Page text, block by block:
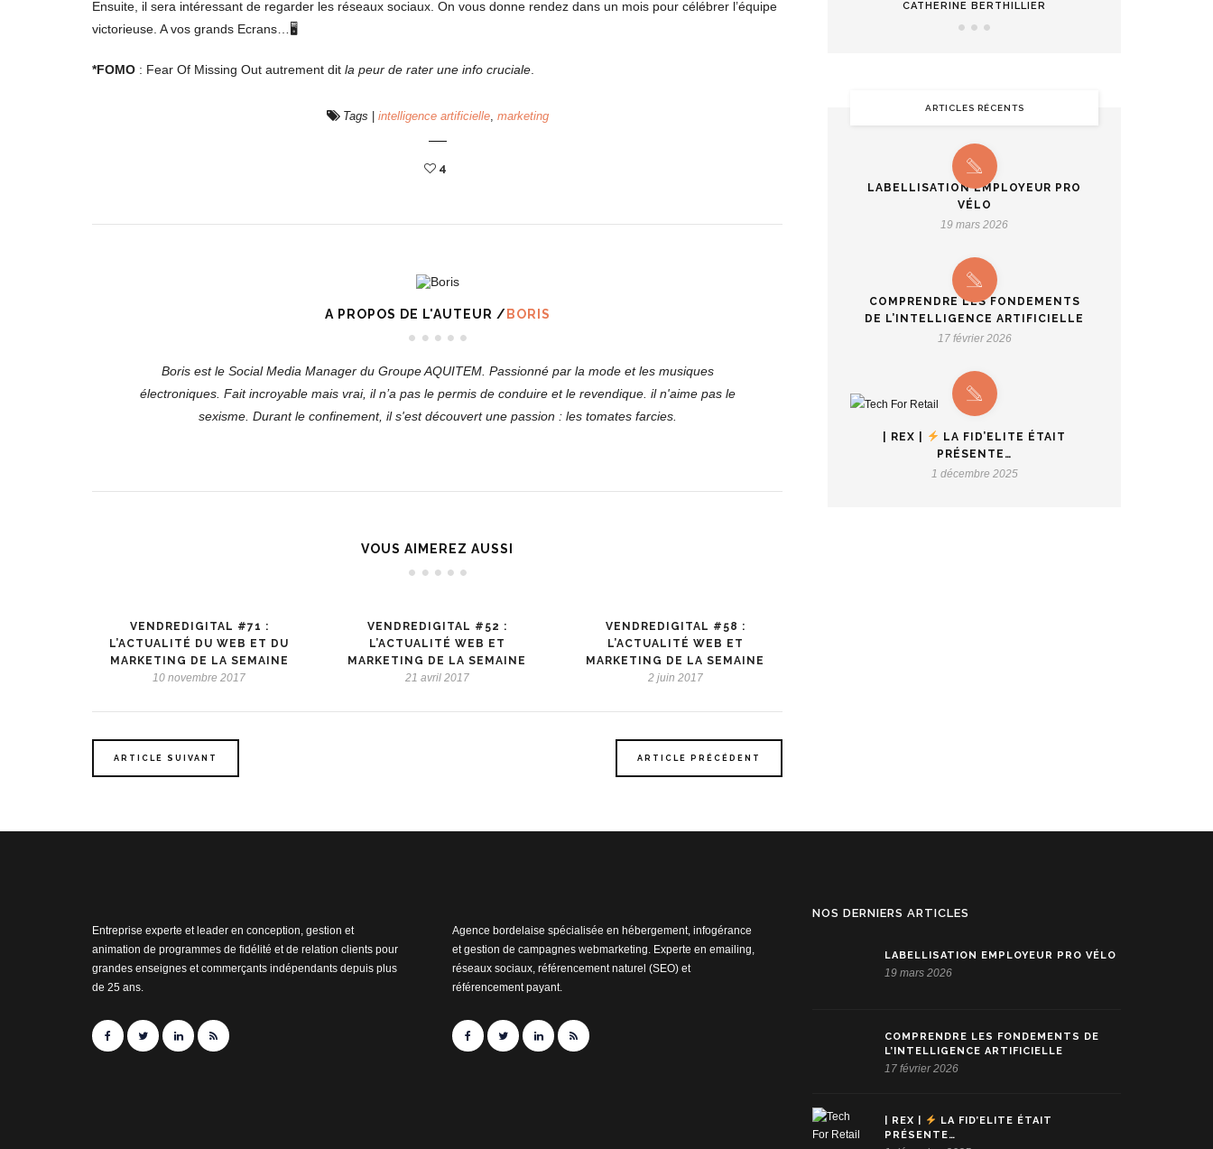
Ensuite, il sera intéressant de regarder les réseaux sociaux. On vous donne rendez dans un mois pour célébrer l’équipe
victorieuse. A vos grands Ecrans…🖥
*FOMO : Fear Of Missing Out autrement dit la peur de rater une info cruciale
Tags intelligence artificielle, marketing
4
A PROPOS DE L'AUTEUR / BORIS
Boris est le Social Media Manager du Groupe AQUITEM. Passionné par la mode et les musiques
électroniques. Fait incroyable mais vrai, il n’a pas le permis de conduire et le revendique. il n'aime pas le
sexisme. Durant le confinement, il s'est découvert une passion : les tomates farcies.
VOUS AIMEREZ AUSSI
VENDREDIGITAL #71 :
L’ACTUALITÉ DU WEB ET DU
MARKETING DE LA SEMAINE
10 novembre 2017
VENDREDIGITAL #52 :
L’ACTUALITÉ WEB ET
MARKETING DE LA SEMAINE
21 avril 2017
VENDREDIGITAL #58 :
L’ACTUALITÉ WEB ET
MARKETING DE LA SEMAINE
2 juin 2017
ARTICLE PRÉCÉDENT
ARTICLE SUIVANT
CATHERINE BERTHILLIER
ARTICLES RÉCENTS
LABELLISATION EMPLOYEUR PRO
VÉLO
19 mars 2026
COMPRENDRE LES FONDEMENTS
DE L’INTELLIGENCE ARTIFICIELLE
17 février 2026
| REX |
LA FID’ELITE ÉTAIT
PRÉSENTE…
1 décembre 2025
Entreprise experte et leader en conception, gestion et
animation de programmes de fidélité et de relation clients pour
grandes enseignes et commerçants indépendants depuis plus
de 25 ans.
Agence bordelaise spécialisée en hébergement, infogérance
et gestion de campagnes webmarketing. Experte en emailing,
réseaux sociaux, référencement naturel (SEO) et
référencement payant.
NOS DERNIERS ARTICLES
LABELLISATION EMPLOYEUR PRO VÉLO
19 mars 2026
COMPRENDRE LES FONDEMENTS DE
L’INTELLIGENCE ARTIFICIELLE
17 février 2026
| REX |
LA FID’ELITE ÉTAIT
PRÉSENTE…